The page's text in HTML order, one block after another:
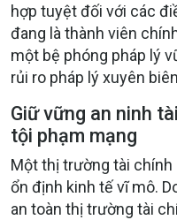
hợp tuyệt đối với các
đang là thành viên
một bệ phóng pháp lý
rủi ro pháp lý xuyên
Giữ vững an ninh
tội phạm mạng
Một thị trường tài
ổn định kinh tế vĩ mô.
an toàn thị trường tài